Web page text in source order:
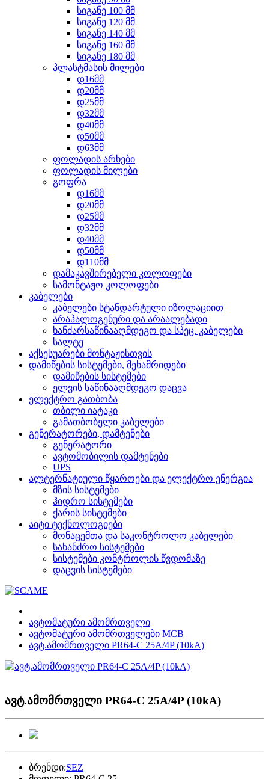
სიგანე 100 მმ
სიგანე 120 მმ
სიგანე 140 მმ
სიგანე 160 მმ
სიგანე 180 მმ
პლასტმასის მილები
დ16მმ
დ20მმ
დ25მმ
დ32მმ
დ40მმ
დ50მმ
დ63მმ
ფოლადის არხები
ფოლადის მილები
გოფრა
დ16მმ
დ20მმ
დ25მმ
დ32მმ
დ40მმ
დ50მმ
დ110მმ
დამაკავშირებელი კოლოფები
სამონტაჟო კოლოფები
კაბელები
კაბელები სტანდარტული იზოლაციით
არაჰალოგენური და არაალებადი
ხანძარსაწინააღმდეგო და სპეც. კაბელები
სალტე
აქსესუარები მონტაჟისთვის
დამიწების სისტემები, მეხამრიდები
დამიწების სისტემები
ელვის საწინააღმდეგო დაცვა
ელექტრო გათბობა
თბილი იატაკი
გამათბობელი კაბელები
გენერატორები, დამტენები
გენერატორი
ავტომობილის დამტენები
UPS
ალტერნატიული წყაროები და ელექტრო ენერგია
მზის სისტემები
ჰიდრო სისტემები
ქარის სისტემები
აიტი ტექნოლოგიები
მონაცემთა და საკონტროლო კაბელები
სახანძრო სისტემები
სისტემები კონტროლის წვდომაზე
დაცვის სისტემები
ავტომატური ამომრთველი
ავტომატური ამომრთველები MCB
ავტ.ამომრთველი PR64-C 25A/4P (10kA)
ავტ.ამომრთველი PR64-C 25A/4P (10kA)
ბრენდი:SEZ